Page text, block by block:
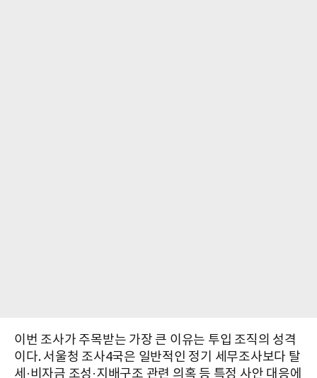
이번 조사가 주목받는 가장 큰 이유는 투입 조직의 성격
이다. 서울청 조사4국은 일반적인 정기 세무조사보다 탈
세·비자금 조성·지배구조 관련 의혹 등 특정 사안 대응에